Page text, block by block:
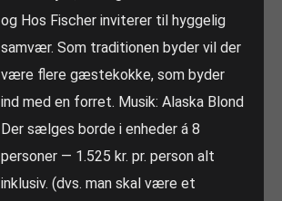
og Hos Fischer inviterer til hyggelig
samvær. Som traditionen byder vil der
være flere gæstekokke, som byder
ind med en forret. Musik: Alaska Blond
Der sælges borde i enheder á 8
personer — 1.525 kr. pr. person alt
inklusiv. (dvs. man skal være et